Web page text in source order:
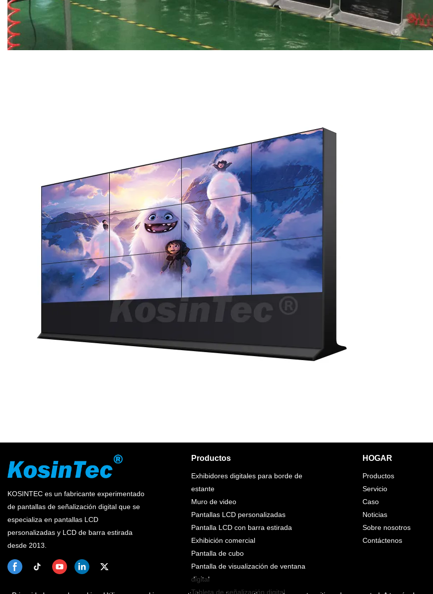
KOSINTEC es un fabricante experimentado
de pantallas de señalización digital que se
especializa en pantallas LCD
personalizadas y LCD de barra estirada
desde 2013.
Productos
Exhibidores digitales para borde de
estante
Muro de video
Pantallas LCD personalizadas
Pantalla LCD con barra estirada
Exhibición comercial
Pantalla de cubo
Pantalla de visualización de ventana
digital
Tableta de señalización digital
HOGAR
Productos
Servicio
Caso
Noticias
Sobre nosotros
Contáctenos